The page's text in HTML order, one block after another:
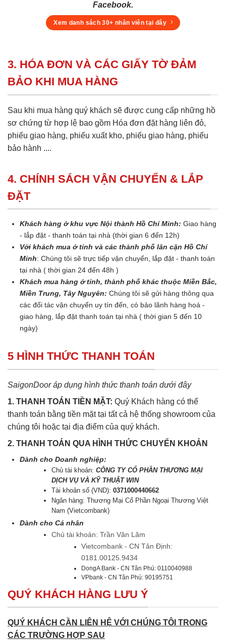
Facebook.
Xem danh sách 30+ nhân viên tại đây
3. HÓA ĐƠN VÀ CÁC GIẤY TỜ ĐẢM
BẢO KHI MUA HÀNG
Sau khi mua hàng quý khách sẽ được cung cấp những hồ
sơ chứng từ hợp lệ bao gồm Hóa đơn đặt hàng liên đỏ,
phiếu giao hàng, phiếu xuất kho, phiếu giao hàng, phiếu
bảo hành ....
4. CHÍNH SÁCH VẬN CHUYỂN & LẮP
ĐẶT
Khách hàng ở khu vực Nội thành Hồ Chí Minh: Giao hàng
- lắp đặt - thanh toán tại nhà (thời gian 6 đến 12h)
Với khách mua ở tỉnh và các thành phố lân cận Hồ Chí
Minh: Chúng tôi sẽ trực tiếp vận chuyển, lắp đặt - thanh toán
tại nhà ( thời gian 24 đến 48h )
Khách mua hàng ở tỉnh, thành phố khác thuộc Miền Bắc,
Miền Trung, Tây Nguyên: Chúng tôi sẽ gửi hàng thông qua
các đối tác vận chuyển uy tín đến, có bảo lãnh hàng hoá -
giao hàng, lắp đặt thanh toán tại nhà ( thời gian 5 đến 10
ngày)
5 HÌNH THỨC THANH TOÁN
SaigonDoor áp dụng hình thức thanh toán dưới đây
1. THANH TOÁN TIỀN MẶT: Quý Khách hàng có thể
thanh toán bằng tiền mặt tại tất cả hệ thống showroom của
chúng tôi hoặc tại địa điểm của quý khách.
2. THANH TOÁN QUA HÌNH THỨC CHUYỂN KHOẢN
Dành cho Doanh nghiệp:
Chủ tài khoản:CÔNG TY CỔ PHẦN THƯƠNG MẠI
DỊCH VỤ VÀ KỸ THUẬT WIN
Tài khoản số (VND):0371000440662
Ngân hàng: Thương Mại Cổ Phần Ngoại Thương Việt
Nam (Vietcombank)
Dành cho Cá nhân
Chủ tài khoản: Trần Văn Lãm
Vietcombank - CN Tân Định:
0181.00125.9434
DongA Bank - CN Tân Phú: 0110040988
VPbank - CN Tân Phú: 90195751
QUÝ KHÁCH HÀNG LƯU Ý
QUÝ KHÁCH CẦN LIÊN HỆ VỚI CHÚNG TÔI TRONG
CÁC TRƯỜNG HỢP SAU